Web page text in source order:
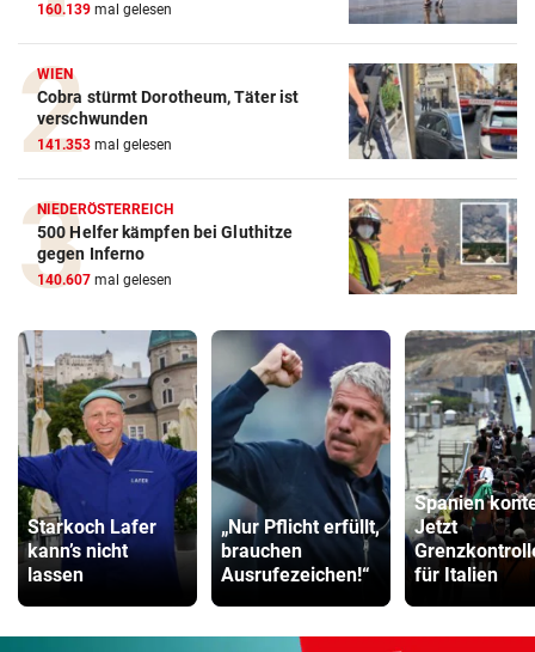
160.139 mal gelesen
WIEN
Cobra stürmt Dorotheum, Täter ist
verschwunden
141.353 mal gelesen
NIEDERÖSTERREICH
500 Helfer kämpfen bei Gluthitze
gegen Inferno
140.607 mal gelesen
Starkoch Lafer
kann’s nicht
lassen
„Nur Pflicht erfüllt,
brauchen
Ausrufezeichen!“
Spanien
Jetzt
für Italien